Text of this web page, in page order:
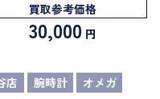
買取参考価格
30,000 円
店 腕時計
オメガ